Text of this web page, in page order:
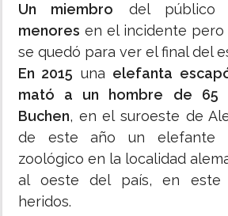
Un miembro del público
menores en el incidente pero
se quedó para ver el final del
En 2015 una elefanta
mató a un hombre de 65
Buchen, en el suroeste de
de este año un elefante
zoológico en la localidad
al oeste del país, en este
heridos.